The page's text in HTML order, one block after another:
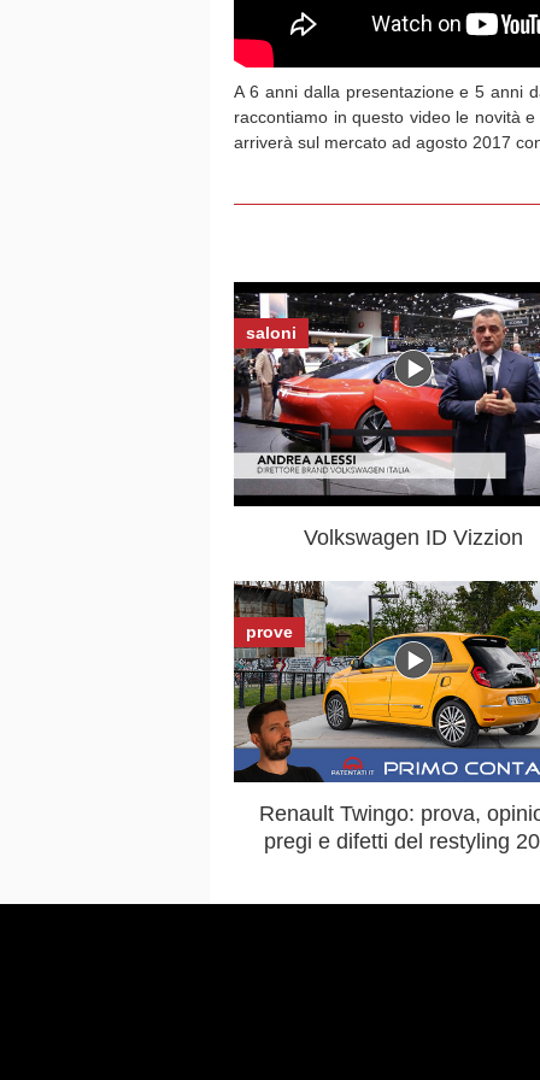
A 6 anni dalla presentazione e 5 anni
raccontiamo in questo video le novità
arriverà sul mercato ad agosto 2017
saloni
Volkswagen ID Vizzion
prove
Renault Twingo: prova,
pregi e difetti del restyling